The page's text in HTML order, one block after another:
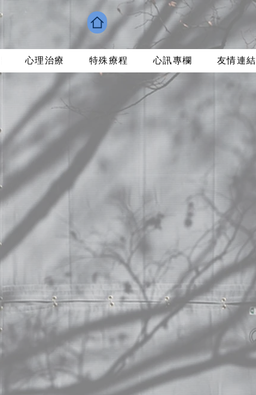
心理治療 特殊療程 心訊專欄 友情連結